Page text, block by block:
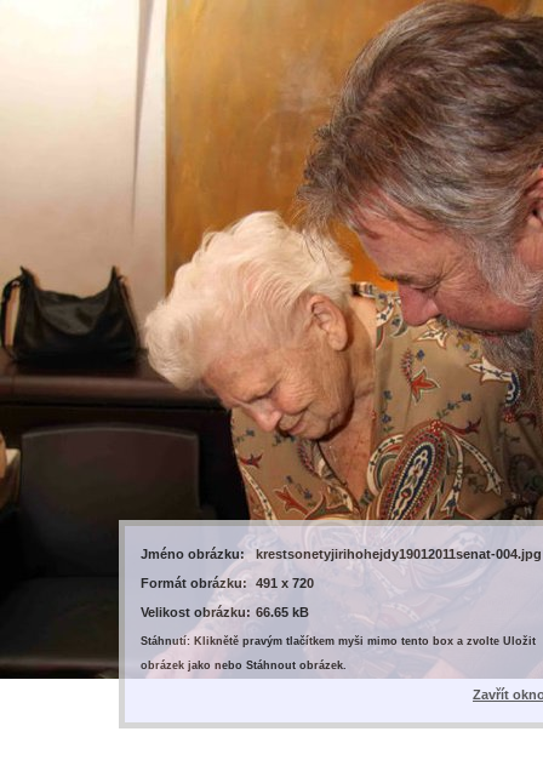
Jméno obrázku:
krestsonetyjirihohejdy19012011senat-004.jpg
Formát obrázku:
491 x 720
Velikost obrázku: 66.65 kB
Stáhnutí: Kliknětě pravým tlačítkem myši mimo tento box a zvolte Uložit
obrázek jako nebo Stáhnout obrázek.
Zavřít